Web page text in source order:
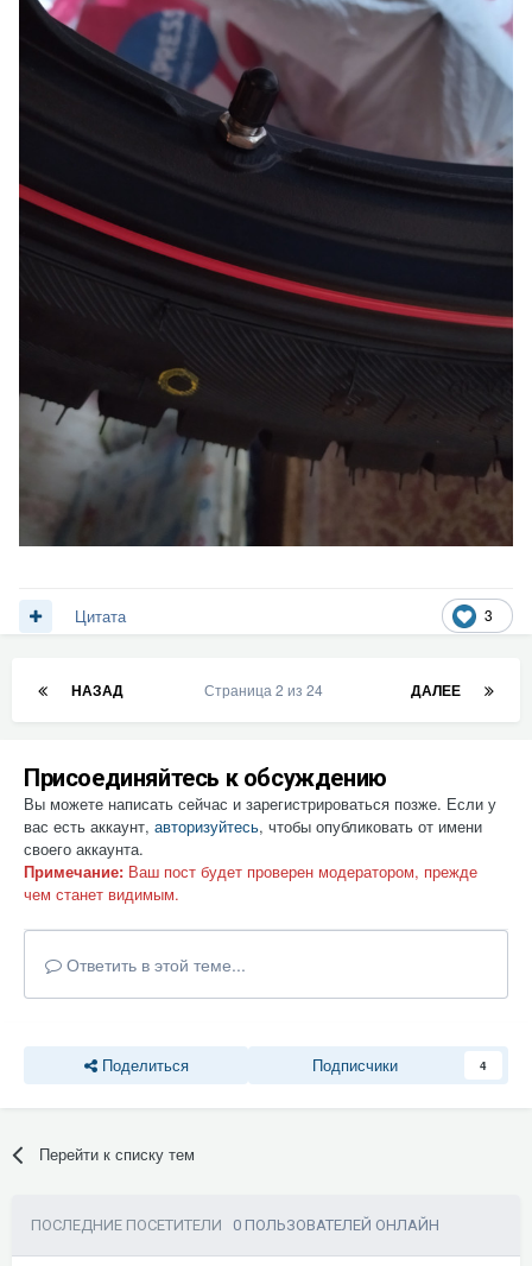
3
Цитата
НАЗАД ДАЛЕЕ
Страница 2 из 24
Присоединяйтесь к обсуждению
Вы можете написать сейчас и зарегистрироваться позже. Если у
вас есть аккаунт, авторизуйтесь, чтобы опубликовать от имени
своего аккаунта.
Примечание: Ваш пост будет проверен модератором, прежде
чем станет видимым.
Ответить в этой теме...
Поделиться Подписчики 4
Перейти к списку тем
ПОСЛЕДНИЕ ПОСЕТИТЕЛИ 0 ПОЛЬЗОВАТЕЛЕЙ ОНЛАЙН